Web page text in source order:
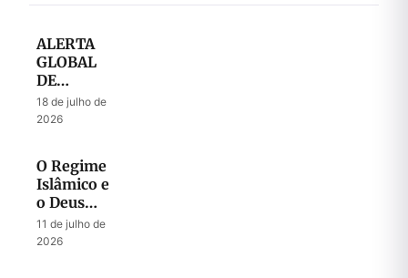
ALERTA
GLOBAL
DE
ORAÇÃO
– Julho
18 de julho de
2026
O Regime
Islâmico e
o Deus
que
Liberta
11 de julho de
2026